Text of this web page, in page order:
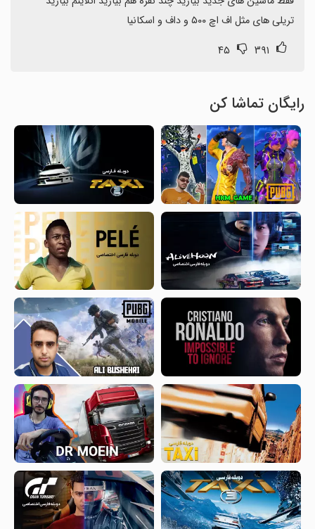
تریلی های مثل اف اچ ۵۰۰ و داف و اسکانیا
۳۹۱ ۴۵
رایگان تماشا کن